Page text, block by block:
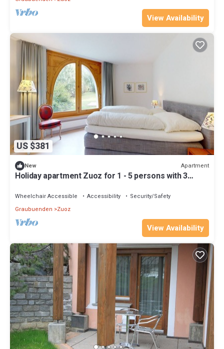
View Availability
US $381
New Apartment
Holiday apartment Zuoz for 1 - 5 persons with 3
Wheelchair Accessible Accessibility
Security/Safety
Graubuenden
Zuoz
View Availability